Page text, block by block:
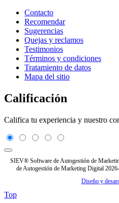
Contacto
Recomendar
Sugerencias
Quejas y reclamos
Testimonios
Términos y condiciones
Tratamiento de datos
Mapa del sitio
Calificación
Califica tu experiencia y nuestro
SIEV® Software de Autogestión de
de Autogestión de Marketing Digital
Diseño y
Top